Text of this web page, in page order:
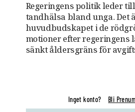
Regeringens politik leder
tandhälsa bland unga. Det
huvudbudskapet i de
motioner efter regeringens
sänkt åldersgräns för
Inget konto? Bli